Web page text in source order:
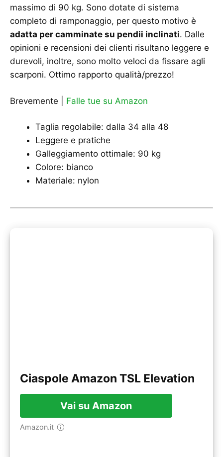
massimo di 90 kg. Sono dotate di sistema
completo di ramponaggio, per questo motivo è
adatta per camminate su pendii inclinati. Dalle
opinioni e recensioni dei clienti risultano leggere e
durevoli, inoltre, sono molto veloci da fissare agli
scarponi. Ottimo rapporto qualità/prezzo!
Brevemente | Falle tue su Amazon
Taglia regolabile: dalla 34 alla 48
Leggere e pratiche
Galleggiamento ottimale: 90 kg
Colore: bianco
Materiale: nylon
Ciaspole Amazon TSL Elevation
Vai su Amazon
Amazon.it